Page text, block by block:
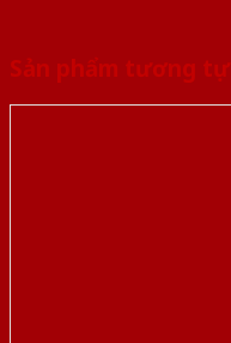
Sản phẩm tương tự